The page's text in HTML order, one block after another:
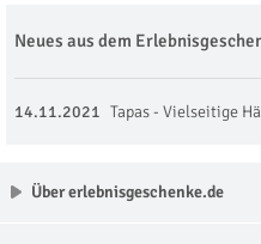
Neues aus dem
14.11.2021 Tapas - Vielseitige
Über erlebnisgeschenke.de